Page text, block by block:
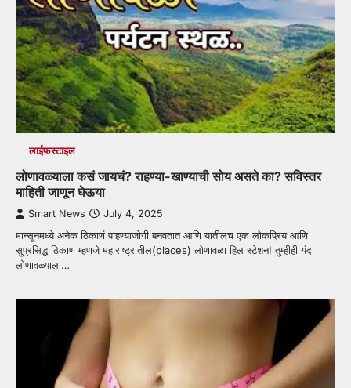
लाईफस्टाइल
लोणावळ्याला कसं जायचं? राहण्या-खाण्याची सोय असते का? सविस्तर
माहिती जाणून घेऊया
Smart News July 4, 2025
मान्सूनमध्ये अनेक ठिकाणं पाहण्याजोगी बनवतात आणि यातीलच एक लोकप्रिय आणि
सुप्रसिद्ध ठिकाण म्हणजे महाराष्ट्रातील(places) लोणावळा हिल स्टेशन! तुम्हीही यंदा
लोणावळ्याला…